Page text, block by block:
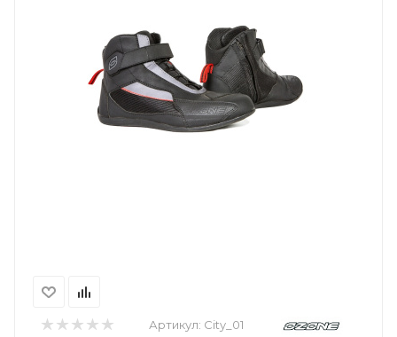
Артикул: City_01